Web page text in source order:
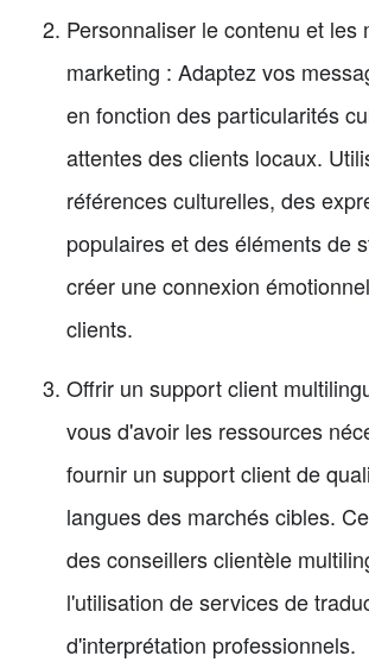
Personnaliser le contenu et les
marketing : Adaptez vos
en fonction des particularités
attentes des clients locaux.
références culturelles, des
populaires et des éléments de
créer une connexion
clients.
Offrir un support client
vous d'avoir les ressources
fournir un support client de
langues des marchés cibles.
des conseillers clientèle
l'utilisation de services de
d'interprétation professionnels.